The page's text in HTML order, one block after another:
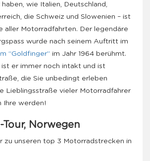
wie Italien, Deutschland,
die Schweiz und Slowenien – ist
aller Motorradfahrten. Der legendäre
wurde nach seinem Auftritt im
“Goldfinger” im Jahr 1964 berühmt.
er immer noch intakt und ist
die Sie unbedingt erleben
Lieblingsstraße vieler Motorradfahrer
Ihre werden!
Norwegen
zu unseren top 3 Motorradstrecken in